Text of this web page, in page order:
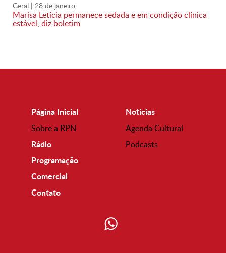
Geral | 28 de janeiro
Marisa Letícia permanece sedada e em condição clínica
estável, diz boletim
Página Inicial
Sobre a RPN
Rádio
Programação
Comercial
Contato
Notícias
Agenda Cultural
Podcasts